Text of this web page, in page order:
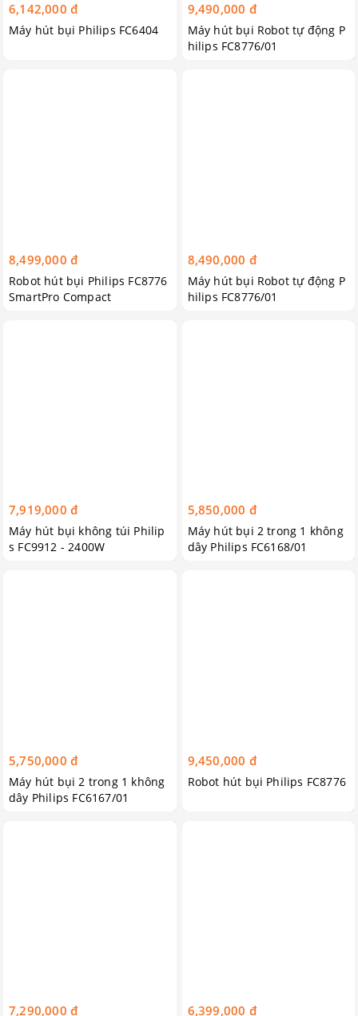
6,142,000 đ
Máy hút bụi Philips FC6404
9,490,000 đ
Máy hút bụi Robot tự động P
hilips FC8776/01
8,499,000 đ
Robot hút bụi Philips FC8776
SmartPro Compact
8,490,000 đ
Máy hút bụi Robot tự động P
hilips FC8776/01
7,919,000 đ
Máy hút bụi không túi Philip
s FC9912 - 2400W
5,850,000 đ
Máy hút bụi 2 trong 1 không
dây Philips FC6168/01
5,750,000 đ
Máy hút bụi 2 trong 1 không
dây Philips FC6167/01
9,450,000 đ
Robot hút bụi Philips FC8776
7,290,000 đ 6,399,000 đ